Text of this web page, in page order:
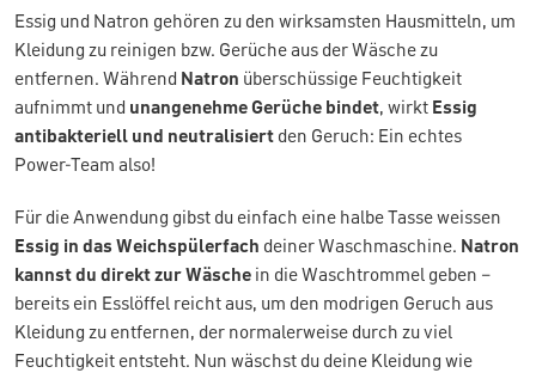
Essig und Natron gehören zu den wirksamsten Hausmitteln, um
Kleidung zu reinigen bzw. Gerüche aus der Wäsche zu
entfernen. Während Natron überschüssige Feuchtigkeit
aufnimmt und unangenehme Gerüche bindet, wirkt Essig
antibakteriell und neutralisiert den Geruch: Ein echtes
Power-Team also!
Für die Anwendung gibst du einfach eine halbe Tasse weissen
Essig in das Weichspülerfach deiner Waschmaschine. Natron
kannst du direkt zur Wäsche in die Waschtrommel geben –
bereits ein Esslöffel reicht aus, um den modrigen Geruch aus
Kleidung zu entfernen, der normalerweise durch zu viel
Feuchtigkeit entsteht. Nun wäschst du deine Kleidung wie